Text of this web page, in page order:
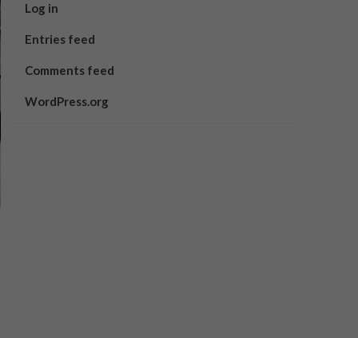
Log in
Entries feed
Comments feed
WordPress.org